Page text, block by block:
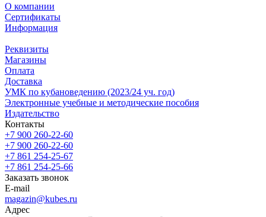
О компании
Сертификаты
Информация
Реквизиты
Магазины
Oплата
Доставка
УМК по кубановедению (2023/24 уч. год)
Электронные учебные и методические пособия
Издательство
Контакты
+7 900 260-22-60
+7 900 260-22-60
+7 861 254-25-67
+7 861 254-25-66
Заказать звонок
E-mail
magazin@kubes.ru
Адрес